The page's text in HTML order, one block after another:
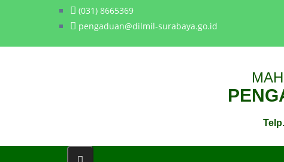
(031) 8665369
pengaduan@dilmil-surabaya.go.id